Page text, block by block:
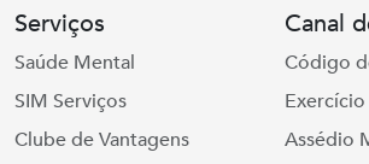
Serviços
Saúde Mental
SIM Serviços
Clube de Vantagens
Canal
Código
Assédio